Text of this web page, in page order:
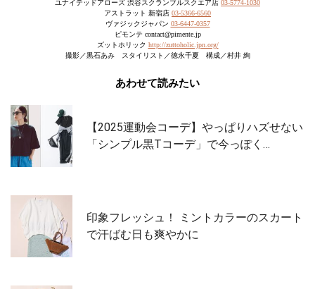
ユナイテッドアローズ 渋谷スクランブルスクエア店 03-5774-1030
アストラット 新宿店 03-5366-6560
ヴァジックジャパン 03-6447-0357
ピモンテ contact@pimente.jp
ズットホリック http://zuttoholic.jpn.org/
撮影／黒石あみ スタイリスト／徳永千夏 構成／村井 絢
あわせて読みたい
【2025運動会コーデ】やっぱりハズせない
「シンプル黒Tコーデ」で今っぽく…
印象フレッシュ！ ミントカラーのスカート
で汗ばむ日も爽やかに